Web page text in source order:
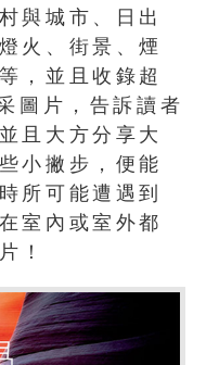
與城市、日出
火、街景、煙
，並且收錄超
圖片，告訴讀者
且大方分享大
小撇步，便能
所可能遭遇到
室內或室外都
！